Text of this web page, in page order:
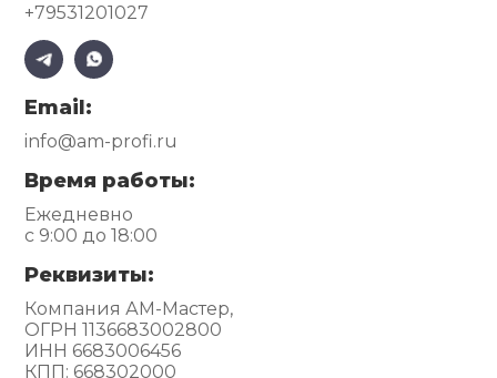
+79531201027
Email:
info@am-profi.ru
Время работы:
Ежедневно
с 9:00 до 18:00
Реквизиты:
Компания АМ-Мастер,
ОГРН 1136683002800
ИНН 6683006456
КПП: 668302000